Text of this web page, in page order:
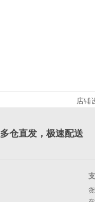
店铺
多仓直发，极速配送